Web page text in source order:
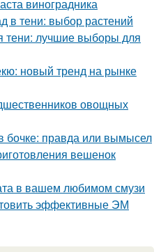
виноградника
в тени: выбор растений
тени: лучшие выборы для
новый тренд на рынке
овощных
бочке: правда или вымысел
вешенок
в вашем любимом смузи
эффективные ЭМ